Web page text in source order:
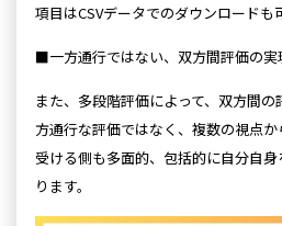
項目はCSVデータでのダウンロードも
■一方通行ではない、双方間評価の実
また、多段階評価によって、双方間
方通行な評価ではなく、複数の視点
受ける側も多面的、包括的に自分自
ります。